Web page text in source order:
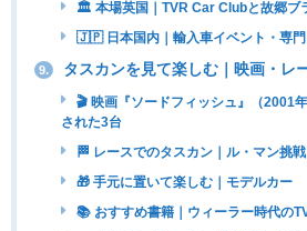
🏛 本場英国｜TVR Car Clubと故郷ブ
🇯🇵 日本国内｜輸入車イベント・専門
9. タスカンを見て楽しむ｜映画・レ
🎬 映画『ソードフィッシュ』（2001
された3台
🏁 レースでのタスカン｜ル・マン挑
🎁 手元に置いて楽しむ｜モデルカー
📚 おすすめ書籍｜ウィーラー時代の